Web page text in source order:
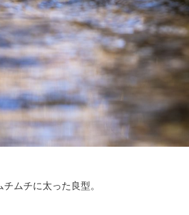
ムチに太った良型。